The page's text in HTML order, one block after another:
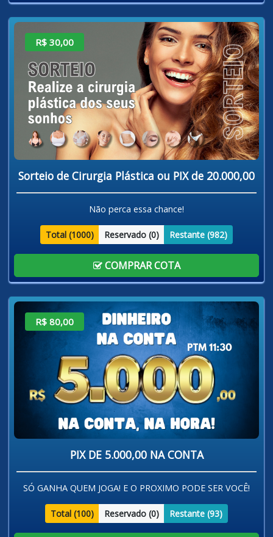
R$ 30,00
Sorteio de Cirurgia Plástica ou PIX de 20.000,00
Não perca essa chance!
Total (1000) Reservado (0) Restante (982)
COMPRAR COTA
R$ 80,00
PIX DE 5.000,00 NA CONTA
SÓ GANHA QUEM JOGA! E O PROXIMO PODE SER VOCÊ!
Total (100) Reservado (0) Restante (93)